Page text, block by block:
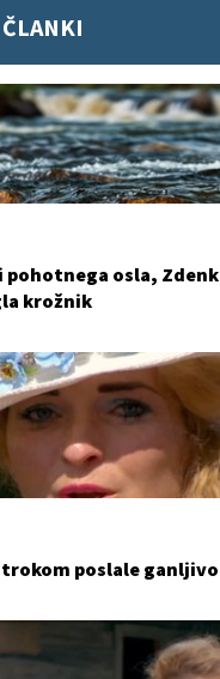
pohotnega osla,
krožnik
poslale